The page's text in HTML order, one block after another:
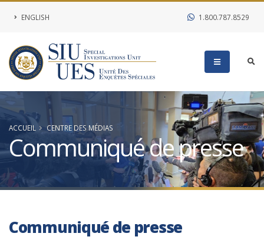
ENGLISH 1.800.787.8529
ACCUEIL CENTRE DES MÉDIAS
Communiqué de presse
Communiqué de presse